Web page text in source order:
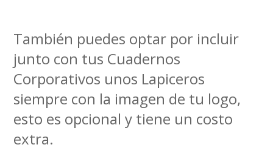
También puedes optar por incluir
junto con tus Cuadernos
Corporativos unos Lapiceros
siempre con la imagen de tu logo,
esto es opcional y tiene un costo
extra.